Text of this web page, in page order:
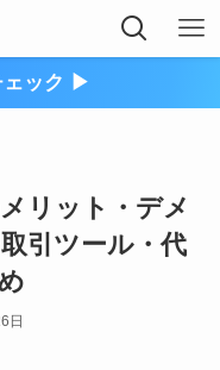
ェック ▶︎
リット・デメ
引ツール・代
日